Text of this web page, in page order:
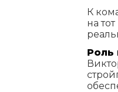
К
на
Роль